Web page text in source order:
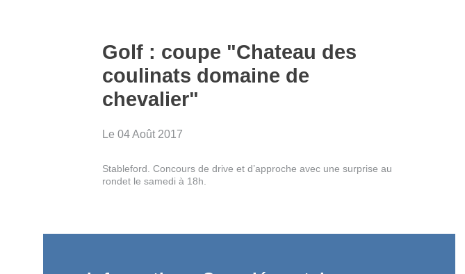
Golf : coupe "Chateau des
coulinats domaine de
chevalier"
Le 04 Août 2017
Stableford. Concours de drive et d’approche avec une surprise au
rondet le samedi à 18h.